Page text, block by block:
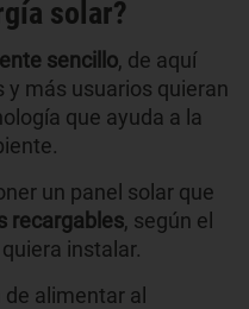
solar?
sencillo, de aquí
y más usuarios quieran
que ayuda a la
un panel solar que
recargables, según el
instalar.
de alimentar al